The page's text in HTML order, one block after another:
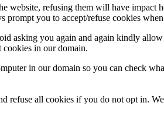
website, refusing them will have
you to accept/refuse cookies
asking you again and again kindly
in our domain.
in our domain so you can check
refuse all cookies if you do not opt in.